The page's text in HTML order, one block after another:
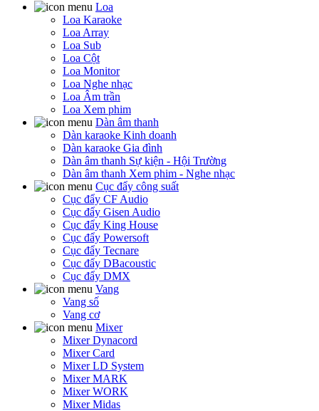
Loa
Loa Karaoke
Loa Array
Loa Sub
Loa Cột
Loa Monitor
Loa Nghe nhạc
Loa Âm trần
Loa Xem phim
Dàn âm thanh
Dàn karaoke Kinh doanh
Dàn karaoke Gia đình
Dàn âm thanh Sự kiện - Hội Trường
Dàn âm thanh Xem phim - Nghe nhạc
Cục đẩy công suất
Cục đẩy CF Audio
Cục đẩy Gisen Audio
Cục đẩy King House
Cục đẩy Powersoft
Cục đẩy Tecnare
Cục đẩy DBacoustic
Cục đẩy DMX
Vang
Vang số
Vang cơ
Mixer
Mixer Dynacord
Mixer Card
Mixer LD System
Mixer MARK
Mixer WORK
Mixer Midas